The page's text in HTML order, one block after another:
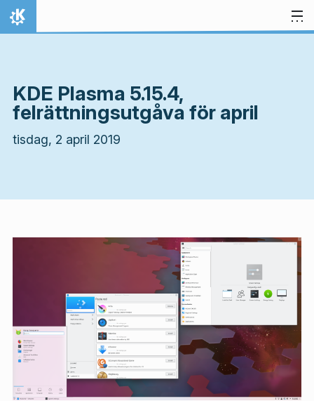
Gå till innehåll
Hem
KDE Plasma 5.15.4,
felrättningsutgåva för april
tisdag, 2 april 2019